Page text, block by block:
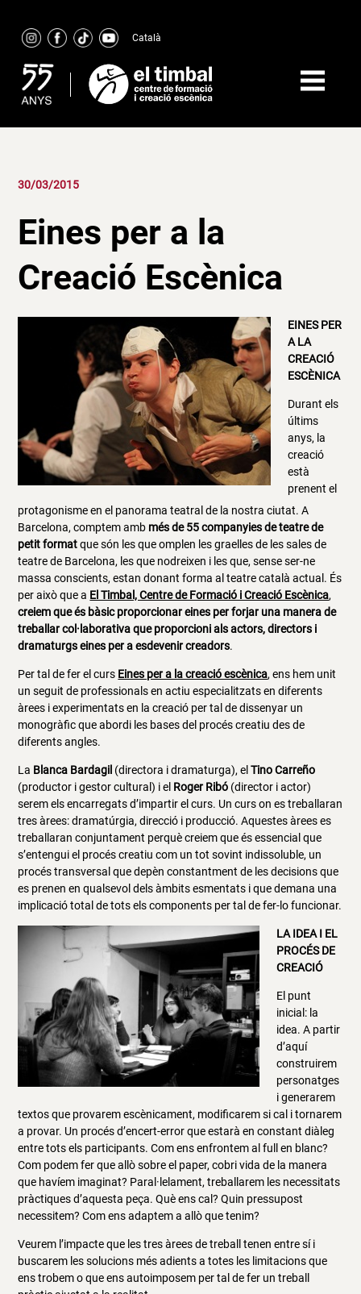
content
Català
30/03/2015
Eines per a la
Creació Escènica
EINES PER
A LA
CREACIÓ
ESCÈNICA
Durant els
últims
anys, la
creació
està
prenent el
protagonisme en el panorama teatral de la nostra ciutat. A
Barcelona, comptem amb més de 55 companyies de teatre de
petit formatque són les que omplen les graelles de les sales de
teatre de Barcelona, les que nodreixen i les que, sense ser-ne
massa conscients, estan donant forma al teatre català actual. És
per això que a El Timbal, Centre de Formació i Creació Escènica,
creiem que és bàsic proporcionar eines per forjar una manera de
treballar col·laborativa que proporcioni als actors, directors i
dramaturgs eines per a esdevenir creadors.
Per tal de fer el curs Eines per a la creació escènica, ens hem unit
un seguit de professionals en actiu especialitzats en diferents
àrees i experimentats en la creació per tal de dissenyar un
monogràfic que abordi les bases del procés creatiu des de
diferents angles.
La Blanca Bardagil (directora i dramaturga), elTino Carreño
(productor i gestor cultural) i el Roger Ribó (director i actor)
serem els encarregats d’impartir el curs. Un curs on es treballaran
tres àrees: dramatúrgia, direcció i producció. Aquestes àrees es
treballaran conjuntament perquè creiem que és essencial que
s’entengui el procés creatiu com un tot sovint indissoluble, un
procés transversal que depèn constantment de les decisions que
es prenen en qualsevol dels àmbits esmentats i que demana una
implicació total de tots els components per tal de fer-lo funcionar.
LA IDEA I EL
PROCÉS DE
CREACIÓ
El punt
inicial: la
idea. A partir
d’aquí
construirem
personatges
i generarem
textos que provarem escènicament, modificarem si cal i tornarem
a provar. Un procés d’encert-error que estarà en constant diàleg
entre tots els participants. Com ens enfrontem al full en blanc?
Com podem fer que allò sobre el paper, cobri vida de la manera
que havíem imaginat? Paral·lelament, treballarem les necessitats
pràctiques d’aquesta peça. Què ens cal? Quin pressupost
necessitem? Com ens adaptem a allò que tenim?
Veurem l’impacte que les tres àrees de treball tenen entre sí i
buscarem les solucions més adients a totes les limitacions que
ens trobem o que ens autoimposem per tal de fer un treball